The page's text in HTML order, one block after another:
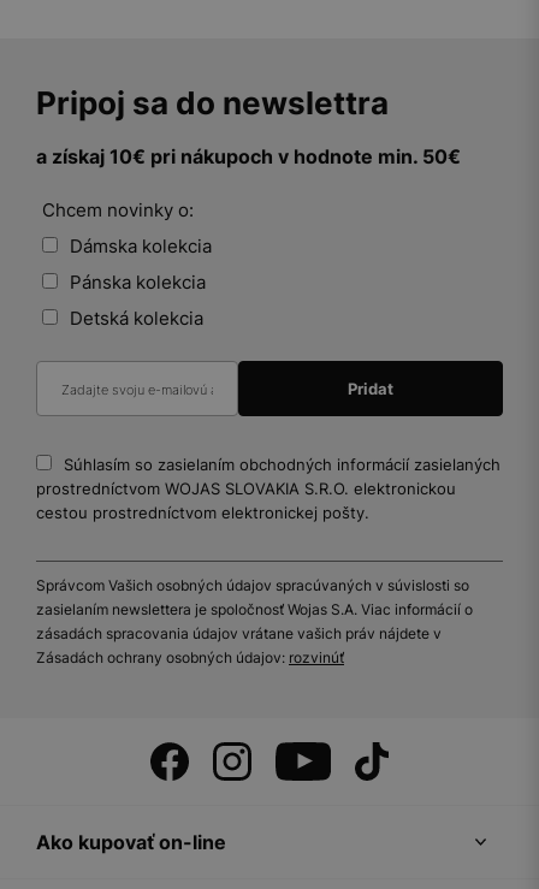
Pripoj sa do newslettra
a získaj 10€ pri nákupoch v hodnote min. 50€
Chcem novinky o:
Dámska kolekcia
Pánska kolekcia
Detská kolekcia
Súhlasím so zasielaním obchodných informácií zasielaných
prostredníctvom WOJAS SLOVAKIA S.R.O. elektronickou
cestou prostredníctvom elektronickej pošty.
Správcom Vašich osobných údajov spracúvaných v súvislosti so
zasielaním newslettera je spoločnosť Wojas S.A. Viac informácií o
zásadách spracovania údajov vrátane vašich práv nájdete v
Zásadách ochrany osobných údajov: rozvinúť
Ako kupovať on-line